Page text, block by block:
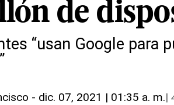
de
“usan Google para
- dic. 07, 2021 | 01:35 a. m.|